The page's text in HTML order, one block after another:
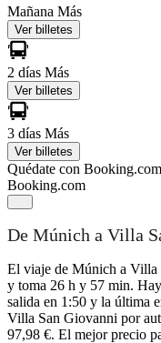
Mañana Más
Ver billetes
2 días Más
Ver billetes
3 días Más
Ver billetes
Quédate con Booking.com
Booking.com
De Múnich a Villa
El viaje de Múnich a Villa
y toma 26 h y 57 min.
salida en 1:50 y la última
Villa San Giovanni por
97,98 €. El mejor precio